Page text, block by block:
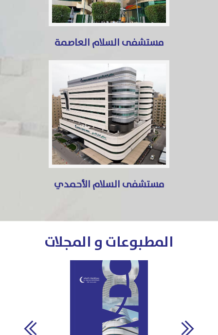
مستشفى السلام العاصمة
مستشفى السلام الأحمدي
المطبوعات و المجلات